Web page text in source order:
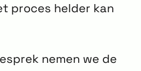
proces helder kan
nemen we de